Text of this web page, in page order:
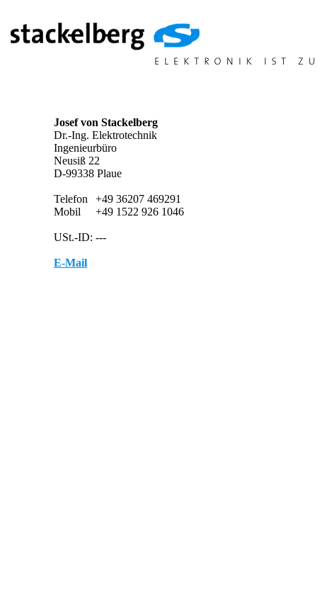
Josef von Stackelberg
Dr.-Ing. Elektrotechnik
Ingenieurbüro
Neusiß 22
D-99338 Plaue
Telefon
+49 36207 469291
Mobil
+49 1522 926 1046
USt.-ID: ---
E-Mail